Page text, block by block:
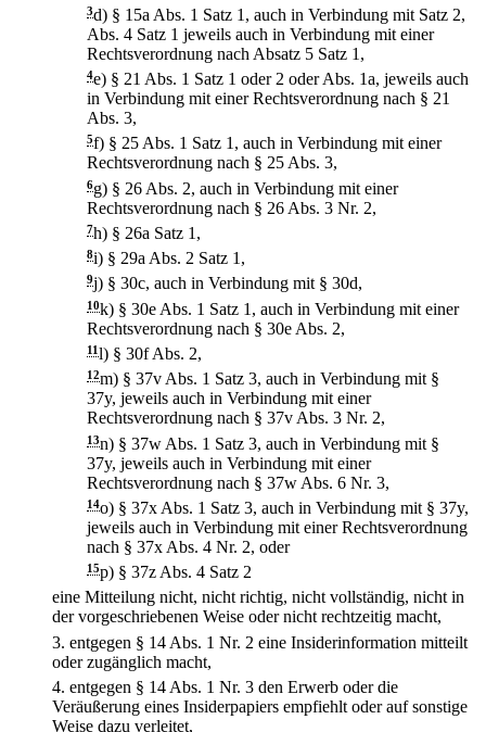
3d) § 15a Abs. 1 Satz 1, auch in Verbindung mit Satz 2,
Abs. 4 Satz 1 jeweils auch in Verbindung mit einer
Rechtsverordnung nach Absatz 5 Satz 1,
4e) § 21 Abs. 1 Satz 1 oder 2 oder Abs. 1a, jeweils auch
in Verbindung mit einer Rechtsverordnung nach § 21
Abs. 3,
5f) § 25 Abs. 1 Satz 1, auch in Verbindung mit einer
Rechtsverordnung nach § 25 Abs. 3,
6g) § 26 Abs. 2, auch in Verbindung mit einer
Rechtsverordnung nach § 26 Abs. 3 Nr. 2,
7h) § 26a Satz 1,
8i) § 29a Abs. 2 Satz 1,
9j) § 30c, auch in Verbindung mit § 30d,
10k) § 30e Abs. 1 Satz 1, auch in Verbindung mit einer
Rechtsverordnung nach § 30e Abs. 2,
11 l) § 30f Abs. 2,
12m) § 37v Abs. 1 Satz 3, auch in Verbindung mit §
37y, jeweils auch in Verbindung mit einer
Rechtsverordnung nach § 37v Abs. 3 Nr. 2,
13n) § 37w Abs. 1 Satz 3, auch in Verbindung mit §
37y, jeweils auch in Verbindung mit einer
Rechtsverordnung nach § 37w Abs. 6 Nr. 3,
14o) § 37x Abs. 1 Satz 3, auch in Verbindung mit § 37y,
jeweils auch in Verbindung mit einer Rechtsverordnung
nach § 37x Abs. 4 Nr. 2, oder
15p) § 37z Abs. 4 Satz 2
eine Mitteilung nicht, nicht richtig, nicht vollständig, nicht in
der vorgeschriebenen Weise oder nicht rechtzeitig macht,
3. entgegen § 14 Abs. 1 Nr. 2 eine Insiderinformation mitteilt
oder zugänglich macht,
4. entgegen § 14 Abs. 1 Nr. 3 den Erwerb oder die
Veräußerung eines Insiderpapiers empfiehlt oder auf sonstige
Weise dazu verleitet,